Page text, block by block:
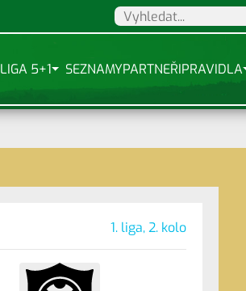
LIGA 5+1 SEZNAMYPARTNEŘIPRAVIDLA
1. liga, 2. kolo